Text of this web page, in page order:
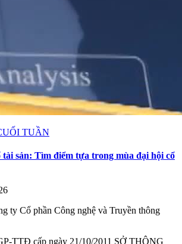
TUẦN
sản: Tìm điểm tựa trong mùa đại hội cổ
ty Cổ phần Công nghệ và Truyền thông
TTĐ cấp ngày 21/10/2011 SỞ THÔNG